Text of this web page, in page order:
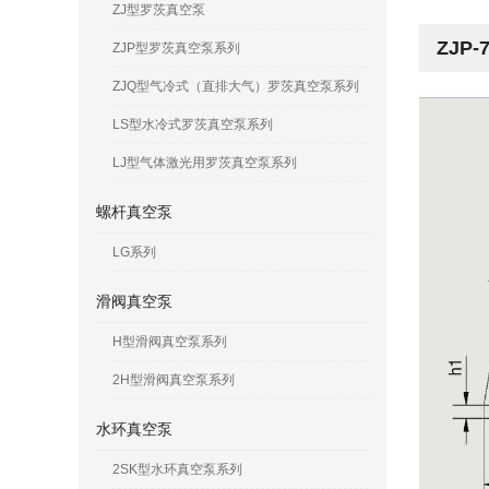
ZJP-
ZJ型罗茨真空泵
ZJP型罗茨真空泵系列
ZJQ型气冷式（直排大气）罗茨真空泵系列
LS型水冷式罗茨真空泵系列
LJ型气体激光用罗茨真空泵系列
螺杆真空泵
LG系列
滑阀真空泵
H型滑阀真空泵系列
2H型滑阀真空泵系列
水环真空泵
2SK型水环真空泵系列